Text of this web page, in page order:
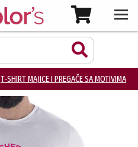
T-SHIRT MAJICE I PREGAČE SA MOTIVIMA